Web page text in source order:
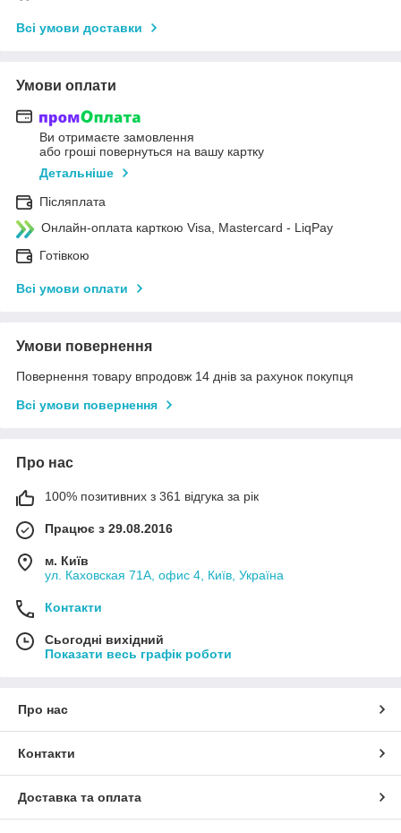
Всі умови доставки
Умови оплати
Ви отримаєте замовлення
або гроші повернуться на вашу картку
Детальніше
Післяплата
Онлайн-оплата карткою Visa, Mastercard - LiqPay
Готівкою
Всі умови оплати
Умови повернення
Повернення товару впродовж 14 днів за рахунок покупця
Всі умови повернення
Про нас
100% позитивних з 361 відгука за рік
Працює з 29.08.2016
м. Київ
ул. Каховская 71А, офис 4, Київ, Україна
Контакти
Сьогодні вихідний
Показати весь графік роботи
Про нас
Контакти
Доставка та оплата